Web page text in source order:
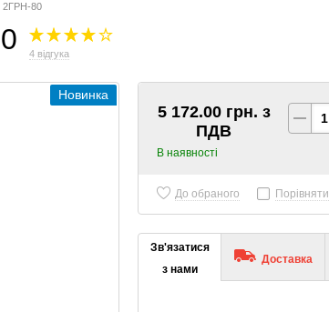
2ГРН-80
4 відгука
Новинка
5 172.00 грн. з
ПДВ
В наявності
До обраного Порівняти
Зв'язатися
з нами
Доставка